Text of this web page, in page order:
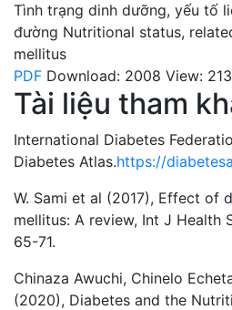
Tình trạng dinh dưỡng, yếu tố
đường Nutritional status,
mellitus
PDF Download: 2008 View:
Tài liệu tham
International Diabetes
Diabetes Atlas.https://
W. Sami et al (2017), Effect of
mellitus: A review, Int J Health
65-71.
Chinaza Awuchi, Chinelo
(2020), Diabetes and the